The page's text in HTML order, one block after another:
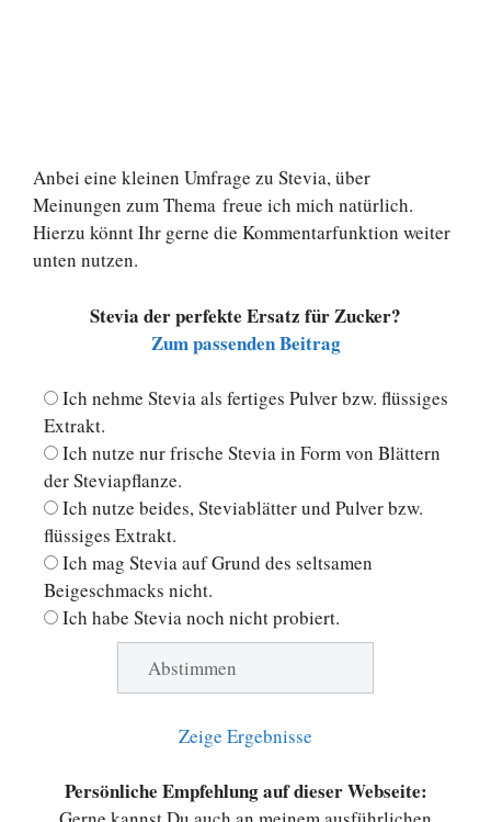
Anbei eine kleinen Umfrage zu Stevia, über
Meinungen zum Thema freue ich mich natürlich.
Hierzu könnt Ihr gerne die Kommentarfunktion weiter
unten nutzen.
Stevia der perfekte Ersatz für Zucker?
Zum passenden Beitrag
Ich nehme Stevia als fertiges Pulver bzw. flüssiges
Extrakt.
Ich nutze nur frische Stevia in Form von Blättern
der Steviapflanze.
Ich nutze beides, Steviablätter und Pulver bzw.
flüssiges Extrakt.
Ich mag Stevia auf Grund des seltsamen
Beigeschmacks nicht.
Ich habe Stevia noch nicht probiert.
Zeige Ergebnisse
Persönliche Empfehlung auf dieser Webseite: